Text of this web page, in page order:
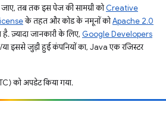
तब तक इस पेज की सामग्री कोCreative
के तहत और कोड के नमूनों कोApache 2.0
ज़्यादा जानकारी के लिए, Google Developers
इससे जुड़ी हुई कंपनियों का, Java एक रजिस्टर
को अपडेट किया गया.